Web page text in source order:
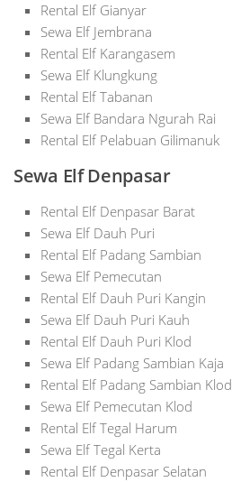
Rental Elf Gianyar
Sewa Elf Jembrana
Rental Elf Karangasem
Sewa Elf Klungkung
Rental Elf Tabanan
Sewa Elf Bandara Ngurah Rai
Rental Elf Pelabuan Gilimanuk
Sewa Elf Denpasar
Rental Elf Denpasar Barat
Sewa Elf Dauh Puri
Rental Elf Padang Sambian
Sewa Elf Pemecutan
Rental Elf Dauh Puri Kangin
Sewa Elf Dauh Puri Kauh
Rental Elf Dauh Puri Klod
Sewa Elf Padang Sambian Kaja
Rental Elf Padang Sambian Klod
Sewa Elf Pemecutan Klod
Rental Elf Tegal Harum
Sewa Elf Tegal Kerta
Rental Elf Denpasar Selatan